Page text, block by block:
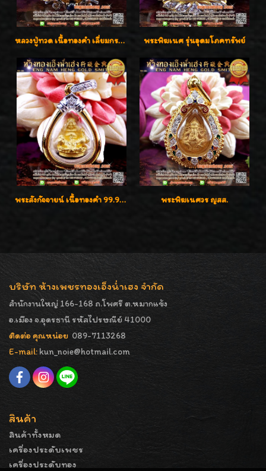
หลวงปู่ทวด เนื้อทองคำ เลี่ยมกรอบทองคำประดับเพชรแท้และพลอยนพเก้า น่ารักมากๆค่ะ พระพิฆเนศ รุ่นอุดมโภคทรัพย์
พระสังกัจจายน์ เนื้อทองคำ 99.99% พระพิฆเนศวร ญสส.
บริษัท ห้างเพชรทองเอ็งน่ำเฮง จำกัด
สำนักงานใหญ่ 166-168 ถ.โพศรี ต.หมากแข้ง
อ.เมือง จ.อุดรธานี รหัสไปรษณีย์ 41000
ติดต่อ คุณหน่อย 089-7113268
E-mail: kun_noie@hotmail.com
สินค้า
สินค้าทั้งหมด
เครื่องประดับเพชร
เครื่องประดับทอง